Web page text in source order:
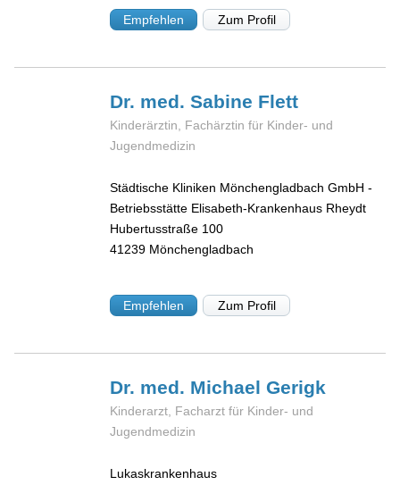
Empfehlen Zum Profil
Dr. med. Sabine Flett
Kinderärztin, Fachärztin für Kinder- und
Jugendmedizin
Städtische Kliniken Mönchengladbach GmbH -
Betriebsstätte Elisabeth-Krankenhaus Rheydt
Hubertusstraße 100
41239 Mönchengladbach
Empfehlen Zum Profil
Dr. med. MichaelGerigk
Kinderarzt, Facharzt für Kinder- und
Jugendmedizin
Lukaskrankenhaus